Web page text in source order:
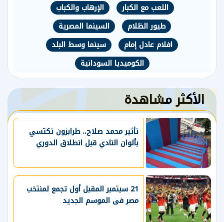
اللعب مع الكبار
الإرهاب والكباب
طيور الظلام
السينما المصرية
افلام عادل إمام
سينما وسط البلد
الكوميديا السودانية
الأكثر مشاهدة
تأثير محمد صلاح.. طرابزون تكتسي
بألوان النادي قبل انطلاق الدوري
21 سبتمبر المقبل أول تجمع لمنتخب
مصر فى الموسم الجديد